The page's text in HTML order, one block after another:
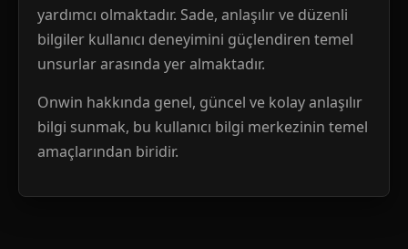
yardımcı olmaktadır. Sade, anlaşılır ve düzenli
bilgiler kullanıcı deneyimini güçlendiren temel
unsurlar arasında yer almaktadır.
Onwin hakkında genel, güncel ve kolay anlaşılır
bilgi sunmak, bu kullanıcı bilgi merkezinin temel
amaçlarından biridir.